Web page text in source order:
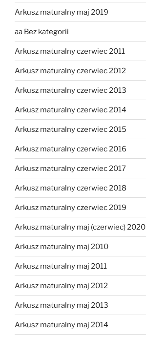
Arkusz maturalny maj 2019
aa Bez kategorii
Arkusz maturalny czerwiec 2011
Arkusz maturalny czerwiec 2012
Arkusz maturalny czerwiec 2013
Arkusz maturalny czerwiec 2014
Arkusz maturalny czerwiec 2015
Arkusz maturalny czerwiec 2016
Arkusz maturalny czerwiec 2017
Arkusz maturalny czerwiec 2018
Arkusz maturalny czerwiec 2019
Arkusz maturalny maj (czerwiec) 2020
Arkusz maturalny maj 2010
Arkusz maturalny maj 2011
Arkusz maturalny maj 2012
Arkusz maturalny maj 2013
Arkusz maturalny maj 2014